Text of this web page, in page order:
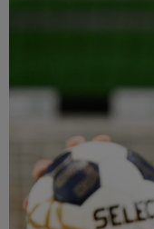
Hírek
Labdarúgás